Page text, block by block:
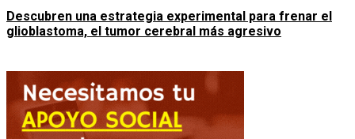
Descubren una estrategia experimental para frenar el
glioblastoma, el tumor cerebral más agresivo